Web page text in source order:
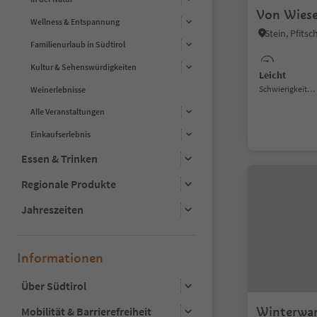
Wellness & Entspannung
Familienurlaub in Südtirol
Kultur & Sehenswürdigkeiten
Weinerlebnisse
Alle Veranstaltungen
Einkaufserlebnis
Essen & Trinken
Regionale Produkte
Jahreszeiten
Informationen
Über Südtirol
Mobilität & Barrierefreiheit
Von
Stein,
Leicht
Schwierigkeitsgrad